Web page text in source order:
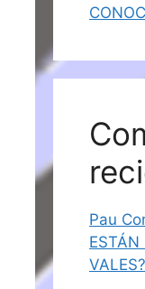
Pau
ESTÁN
VALES?